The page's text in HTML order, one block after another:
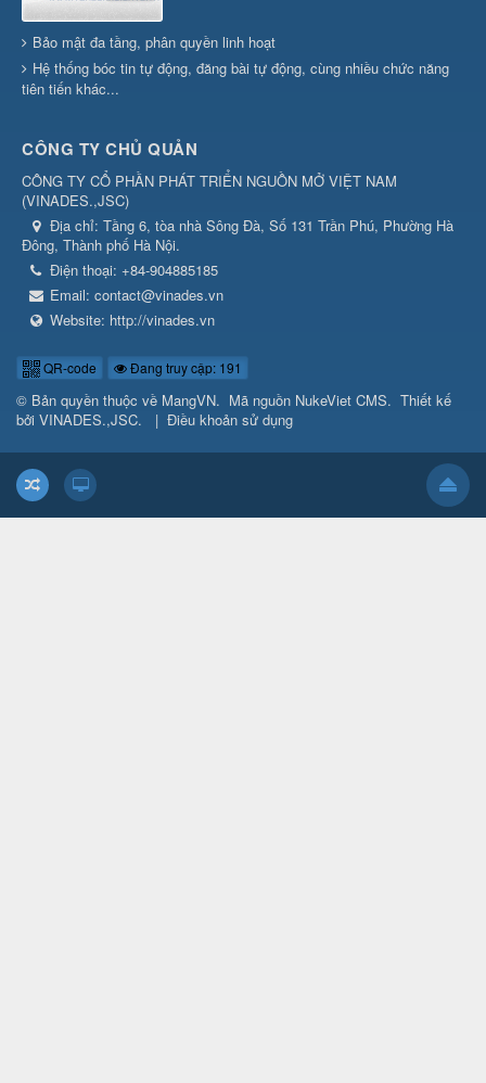
Bảo mật đa tầng, phân quyền linh hoạt
Hệ thống bóc tin tự động, đăng bài tự động, cùng nhiều chức năng
tiên tiến khác...
CÔNG TY CHỦ QUẢN
CÔNG TY CỔ PHẦN PHÁT TRIỂN NGUỒN MỞ VIỆT NAM
(VINADES.,JSC)
Địa chỉ: Tầng 6, tòa nhà Sông Đà, Số 131 Trần Phú, Phường Hà
Đông, Thành phố Hà Nội.
Điện thoại: +84-904885185
Email: contact@vinades.vn
Website: http://vinades.vn
QR-code Đang truy cập: 191
© Bản quyền thuộc về MangVN. Mã nguồn NukeViet CMS. Thiết kế
bởi VINADES.,JSC. | Điều khoản sử dụng